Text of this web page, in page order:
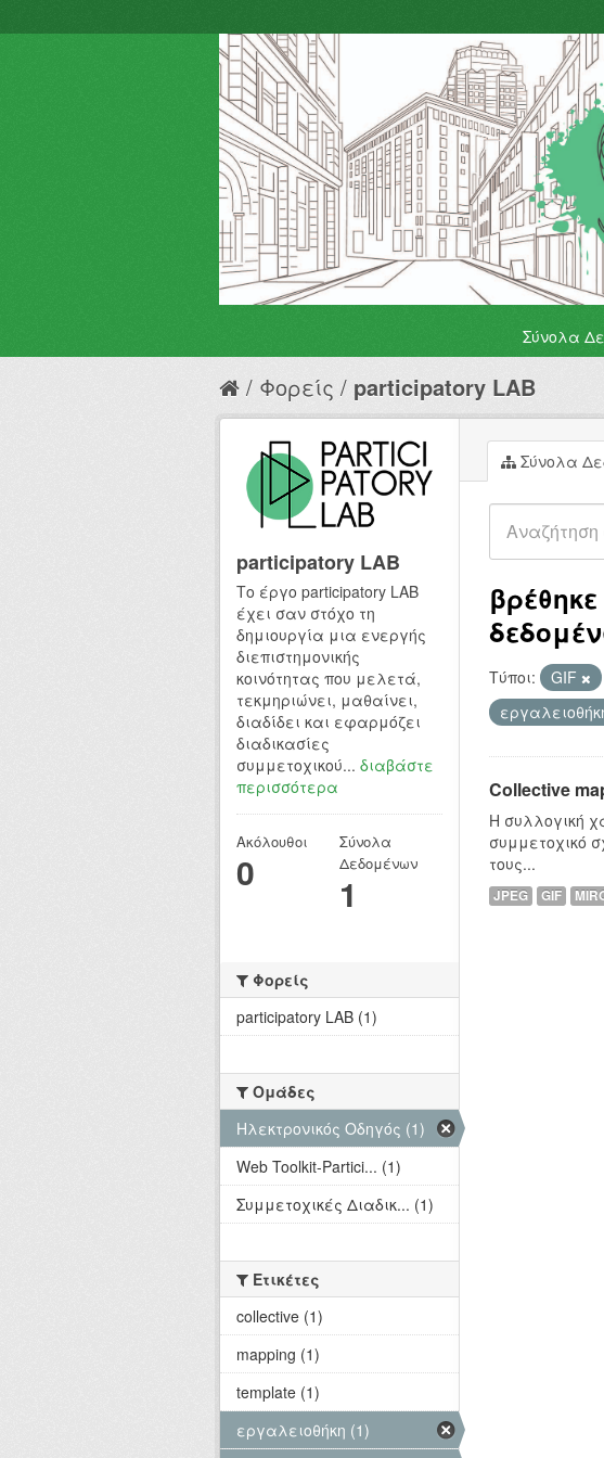
Σύνολα
Φορείς participatory LAB
Σύνολα
Τύποι: GIF
Collective
Η συλλογική
συμμετοχικό
τους...
JPEG GIF
participatory LAB
Το έργο participatory LAB
έχει σαν στόχο τη
δημιουργία μια ενεργής
διεπιστημονικής
κοινότητας που μελετά,
τεκμηριώνει, μαθαίνει,
διαδίδει και εφαρμόζει
διαδικασίες
συμμετοχικού... διαβάστε
περισσότερα
Ακόλουθοι
0
Σύνολα
Δεδομένων
1
Φορείς
participatory LAB (1)
Ομάδες
Hλεκτρονικός Οδηγός (1)
Web Toolkit-Partici... (1)
Συμμετοχικές Διαδικ... (1)
Ετικέτες
collective (1)
mapping (1)
template (1)
εργαλειοθήκη (1)